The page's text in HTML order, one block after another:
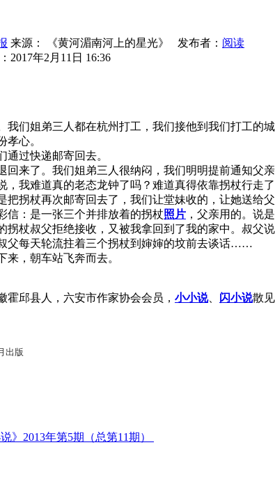
来源： 《黄河湄南河上的星光》 发布者： 阅读
2017年2月11日 16:36
姐弟三人都在杭州打工，我们接他到我们打工的
孝心。
过快递邮寄回去。
来了。我们姐弟三人很纳闷，我们明明提前通知父亲
，我难道真的老态龙钟了吗？难道真得依靠拐杖行走
拐杖再次邮寄回去了，我们让堂妹收的，让她送给父
信：是一张三个并排放着的拐杖照片 ，父亲用的。说
叔父拒绝接收，又被我拿回到了我的家中。叔父
父每天轮流拄着三个拐杖到婶婶的坟前去谈话……
，朝车站飞奔而去。
霍邱县人，六安市作家协会会员， 小小说、 闪小说散
出版
说》2013年第5期（总第11期）